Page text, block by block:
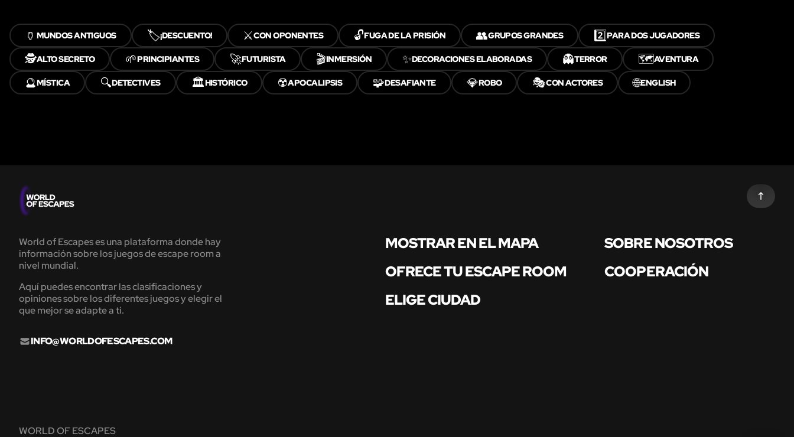
🏺 MUNDOS ANTIGUOS 🏷️¡DESCUENTO! ⚔️CON OPONENTES 🔓FUGA DE LA PRISIÓN 👥GRUPOS GRANDES 2️⃣PARA DOS JUGADORES
🕵️ALTO SECRETO 🌱PRINCIPIANTES 🚀FUTURISTA 🎬INMERSIÓN ✨DECORACIONES ELABORADAS 👻TERROR 🗺️AVENTURA
🔮MÍSTICA 🔍DETECTIVES 🏛️HISTÓRICO ☢️APOCALIPSIS 🧩DESAFIANTE 💎ROBO 🎭CON ACTORES 🌐ENGLISH
World of Escapes es una plataforma donde hay
información sobre los juegos de escape room a
nivel mundial.
Aquí puedes encontrar las clasificaciones y
opiniones sobre los diferentes juegos y elegir el
que mejor se adapte a ti.
INFO@WORLDOFESCAPES.COM
MOSTRAR EN EL MAPA
SOBRE NOSOTROS
OFRECE TU ESCAPE ROOM
COOPERACIÓN
ELIGE CIUDAD
WORLD OF ESCAPES